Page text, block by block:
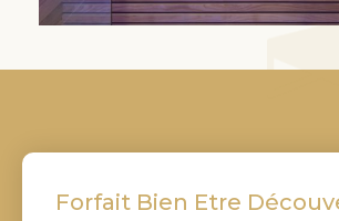
Forfait Bien Etre